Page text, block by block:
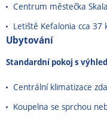
Centrum městečka
Letiště Kefalonia cca 37
Ubytování
Standardní pokoj s
Centrální klimatizace
Koupelna se sprchou